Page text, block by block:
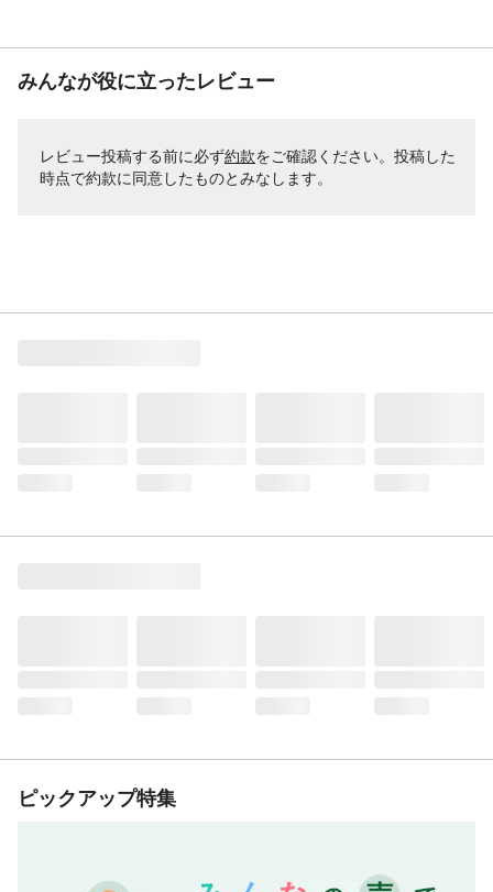
みんなが役に立ったレビュー
レビュー投稿する前に必ず約款をご確認ください。投稿した
時点で約款に同意したものとみなします。
ピックアップ特集